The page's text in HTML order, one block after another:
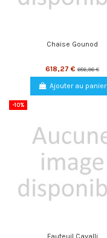
Chaise Gounod
618,27 € 686,96 €
Ajouter au panier
-10%
Fauteuil Cavalli